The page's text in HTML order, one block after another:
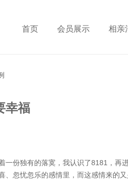
首页 会员展示 相亲
幸福
一份独有的落寞，我认识了8181，再
、忽忧忽乐的感情里，而这感情来的